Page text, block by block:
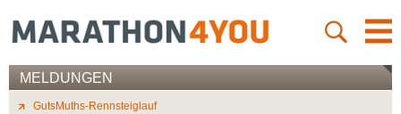
MELDUNGEN
GutsMuths-Rennsteiglauf